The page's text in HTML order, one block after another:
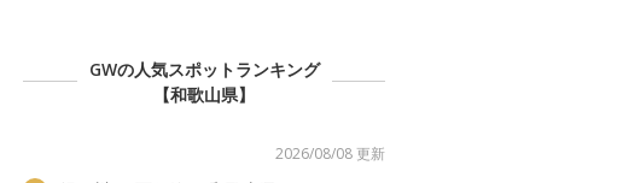
GWの人気スポットランキング
【和歌山県】
2026/08/08 更新